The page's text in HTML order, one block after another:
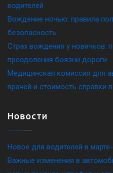
водителей
Вождение ночью: правила
безопасность
Страх вождения у новичков:
преодоления боязни дороги
Медицинская комиссия для
врачей и стоимость справки
Новости
Новое для водителей в
Важные изменения в